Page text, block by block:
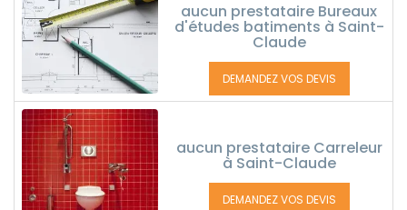
aucun prestataire Bureaux
d'études batiments à Saint-
Claude
DEMANDEZ VOS DEVIS
aucun prestataire Carreleur
à Saint-Claude
DEMANDEZ VOS DEVIS